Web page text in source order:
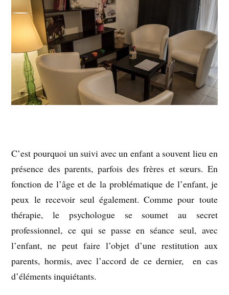
C’est pourquoi un suivi avec un enfant a souvent lieu en
présence des parents, parfois des frères et sœurs. En
fonction de l’âge et de la problématique de l’enfant, je
peux le recevoir seul également. Comme pour toute
thérapie, le psychologue se soumet au secret
professionnel, ce qui se passe en séance seul, avec
l’enfant, ne peut faire l’objet d’une restitution aux
parents, hormis, avec l’accord de ce dernier, en cas
d’éléments inquiétants.